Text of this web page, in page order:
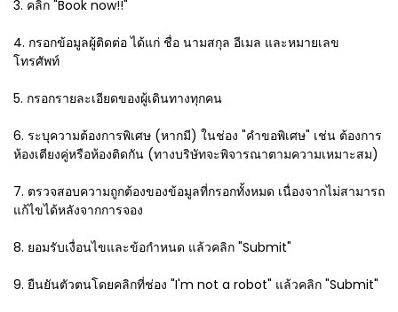
3. คลิก "Book now!!"
4. กรอกข้อมูลผู้ติดต่อ ได้แก่ ชื่อ นามสกุล อีเมล และหมายเลข
โทรศัพท์
5. กรอกรายละเอียดของผู้เดินทางทุกคน
6. ระบุความต้องการพิเศษ (หากมี) ในช่อง "คำขอพิเศษ" เช่น ต้องการ
ห้องเตียงคู่หรือห้องติดกัน (ทางบริษัทจะพิจารณาตามความเหมาะสม)
7. ตรวจสอบความถูกต้องของข้อมูลที่กรอกทั้งหมด เนื่องจากไม่สามารถ
แก้ไขได้หลังจากการจอง
8. ยอมรับเงื่อนไขและข้อกำหนด แล้วคลิก "Submit"
9. ยืนยันตัวตนโดยคลิกที่ช่อง "I'm not a robot" แล้วคลิก "Submit"